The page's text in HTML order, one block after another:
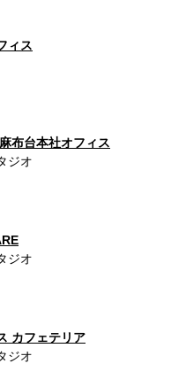
ィス
布台本社オフィス
ジオ
ジオ
カフェテリア
ジオ